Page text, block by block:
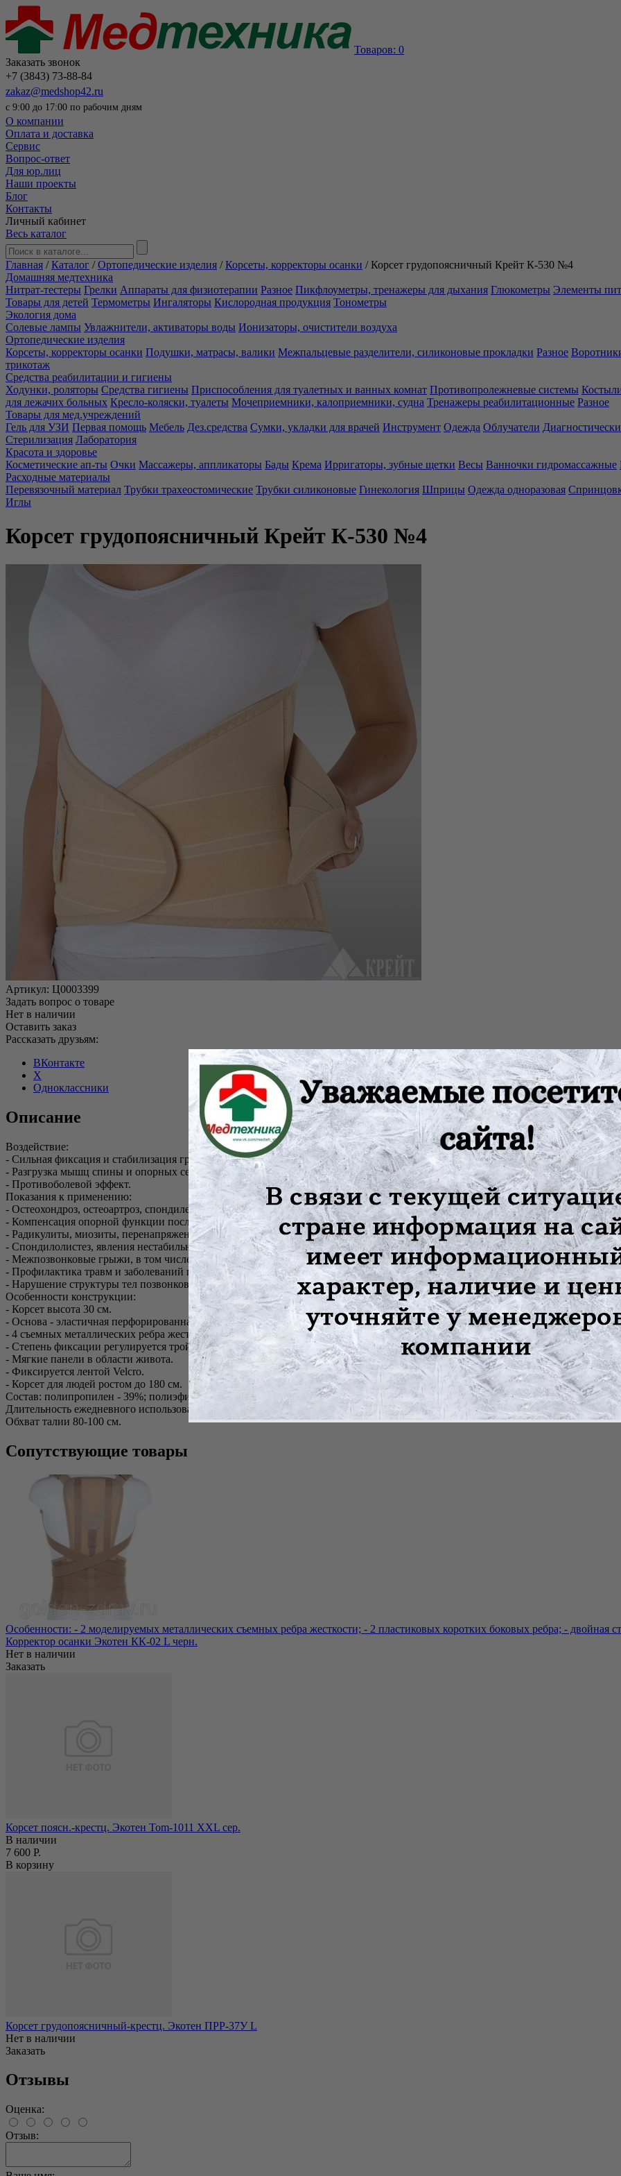
Товаров: 0
Заказать звонок
+7 (3843) 73-88-84
zakaz@medshop42.ru
с 9:00 до 17:00 по рабочим дням
О компании
Оплата и доставка
Сервис
Вопрос-ответ
Для юр.лиц
Наши проекты
Блог
Контакты
Личный кабинет
Весь каталог
Главная /Каталог /Ортопедические изделия /Корсеты, корректоры осанки /Корсет грудопоясничный Крейт К-530 №4
Домашняя медтехника
Нитрат-тестеры Грелки Аппараты для физиотерапии Разное Пикфлоуметры, тренажеры для дыхания Глюкометры Элементы
Товары для детей Термометры Ингаляторы Кислородная продукция Тонометры
Экология дома
Солевые лампы Увлажнители, активаторы воды Ионизаторы, очистители воздуха
Ортопедические изделия
Корсеты, корректоры осанки Подушки, матрасы, валики Межпальцевые разделители, силиконовые прокладки Разное
трикотаж
Средства реабилитации и гигиены
Ходунки, роляторы Средства гигиены Приспособления для туалетных и ванных комнат Противопролежневые системы
для лежачих больных Кресло-коляски, туалеты Мочеприемники, калоприемники, судна Тренажеры реабилитационные Разное
Товары для мед.учреждений
Гель для УЗИ Первая помощь Мебель Дез.средства Сумки, укладки для врачей Инструмент Одежда Облучатели
Стерилизация Лаборатория
Красота и здоровье
Косметические ап-ты Очки Массажеры, аппликаторы Бады Крема Ирригаторы, зубные щетки Весы Ванночки гидромассажные
Расходные материалы
Перевязочный материал Трубки трахеостомические Трубки силиконовые Гинекология Шприцы Одежда одноразовая
Иглы
Корсет грудопоясничный Крейт К-530 №4
Артикул: Ц0003399
Задать вопрос о товаре
Нет в наличии
Оставить заказ
Рассказать друзьям:
ВКонтакте
X
Одноклассники
Описание
Воздействие:
- Сильная фиксация и стабилизация грудопоясничного и пояснично-крестцового отдела позвоночника.
- Разгрузка мышц спины и опорных сегментов позвоночника.
- Противоболевой эффект.
Показания к применению:
- Остеохондроз, остеоартроз, спондилез.
- Компенсация опорной функции после операций и травм в грудопоясничной области.
- Радикулиты, миозиты, перенапряжения мышц поясницы.
- Спондилолистез, явления нестабильности в грудопоясничном отделе позвоночника.
- Межпозвонковые грыжи, в том числе осложненные неврологическими проявлениями.
- Профилактика травм и заболеваний поясничного отдела позвоночника при физических нагрузках.
- Нарушение структуры тел позвонков в результате опухолевого, туберкулезного и других процессов.
Особенности конструкции:
- Корсет высота 30 см.
- Основа - эластичная перфорированная бандажная лента.
- 4 съемных металлических ребра жесткости.
- Степень фиксации регулируется тройной эластичной стяжкой.
- Мягкие панели в области живота.
- Фиксируется лентой Velcro.
- Корсет для людей ростом до 180 см.
Состав: полипропилен - 39%; полиэфир - 18%; латекс - 33%; хлопок - 10%.
Длительность ежедневного использования определяется лечащим врачом, но не должна превышать 8 часов.
Обхват талии 80-100 см.
Сопутствующие товары
Особенности: - 2 моделируемых металлических съемных ребра жесткости; - 2 пластиковых коротких боковых ребра; - двойная
Корректор осанки Экотен КК-02 L черн.
Нет в наличии
Заказать
Корсет поясн.-крестц. Экотен Tom-1011 ХХL сер.
В наличии
7 600 Р.
В корзину
Корсет грудопоясничный-крестц. Экотен ПРР-37У L
Нет в наличии
Заказать
Отзывы
Оценка:
Отзыв: